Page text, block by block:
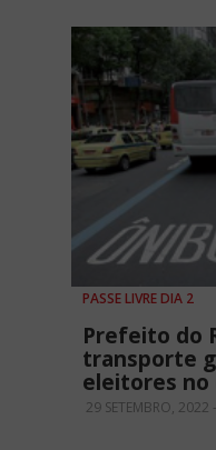
PASSE LIVRE DIA 2
Prefeito do
transporte
eleitores no
29 SETEMBRO,